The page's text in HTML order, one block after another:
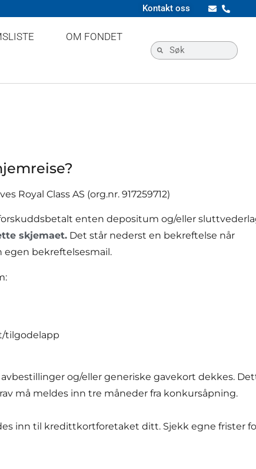
Kontakt oss
OM FONDET
Royal Class AS (org.nr. 917259712)
enten depositum og/eller
skjemaet.Det står nederst en bekreftelse når
bekreftelsesmail.
tilgodelapp
og/eller generiske gavekort dekkes.
må meldes inn tre måneder fra konkursåpning.
inn til kredittkortforetaket ditt. Sjekk egne frister